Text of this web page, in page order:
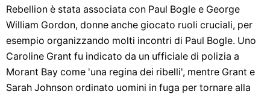
Rebellion è stata associata con Paul Bogle e George
William Gordon, donne anche giocato ruoli cruciali, per
esempio organizzando molti incontri di Paul Bogle. Uno
Caroline Grant fu indicato da un ufficiale di polizia a
Morant Bay come 'una regina dei ribelli', mentre Grant e
Sarah Johnson ordinato uomini in fuga per tornare alla